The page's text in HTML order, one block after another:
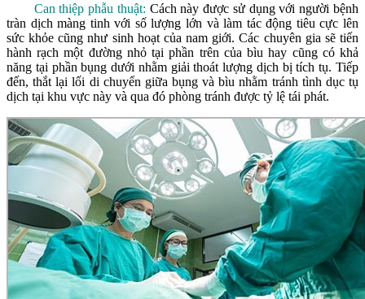
Can thiệp phẫu thuật: Cách này được sử dụng với người bệnh
tràn dịch màng tinh với số lượng lớn và làm tác động tiêu cực lên
sức khỏe cũng như sinh hoạt của nam giới. Các chuyên gia sẽ tiến
hành rạch một đường nhỏ tại phần trên của bìu hay cũng có khả
năng tại phần bụng dưới nhằm giải thoát lượng dịch bị tích tụ. Tiếp
đến, thắt lại lối di chuyển giữa bụng và bìu nhằm tránh tình dục tụ
dịch tại khu vực này và qua đó phòng tránh được tỷ lệ tái phát.